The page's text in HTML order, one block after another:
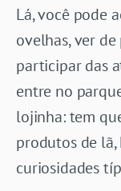
Lá, você pode
ovelhas, ver
participar das
entre no
lojinha: tem
produtos de
curiosidades